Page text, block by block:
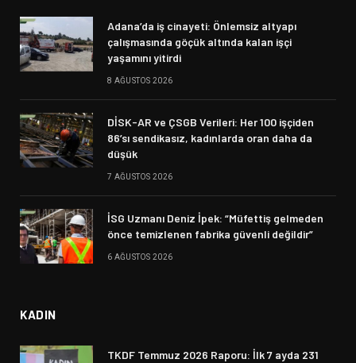
Adana’da iş cinayeti: Önlemsiz altyapı
çalışmasında göçük altında kalan işçi
yaşamını yitirdi
8 AĞUSTOS 2026
DİSK-AR ve ÇSGB Verileri: Her 100 işçiden
86’sı sendikasız, kadınlarda oran daha da
düşük
7 AĞUSTOS 2026
İSG Uzmanı Deniz İpek: “Müfettiş gelmeden
önce temizlenen fabrika güvenli değildir”
6 AĞUSTOS 2026
KADIN
TKDF Temmuz 2026 Raporu: İlk 7 ayda 231